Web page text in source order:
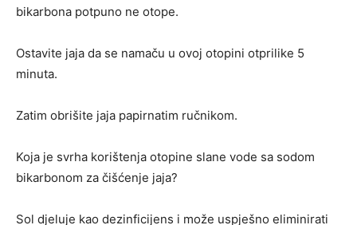
bikarbona potpuno ne otope.
Ostavite jaja da se namaču u ovoj otopini otprilike 5
minuta.
Zatim obrišite jaja papirnatim ručnikom.
Koja je svrha korištenja otopine slane vode sa sodom
bikarbonom za čišćenje jaja?
Sol djeluje kao dezinficijens i može uspješno eliminirati